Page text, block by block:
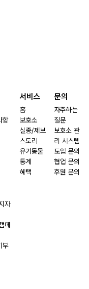
항
서비스
홈
보호소
실종/제보
스토리
유기동물
통계
혜택
문의
자주하는
질문
보호소 관
리 시스템
도입 문의
협업 문의
후원 문의
자
페
부